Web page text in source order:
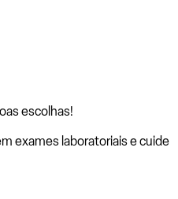
escolhas!
exames laboratoriais e cuide